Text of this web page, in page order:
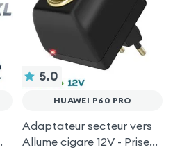
5.0
HUAWEI P60 PRO
Adaptateur secteur vers
Allume cigare 12V - Prise